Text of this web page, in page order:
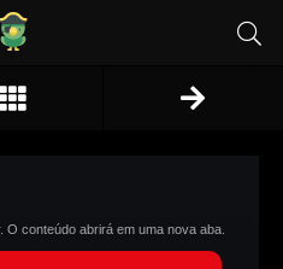
O conteúdo abrirá em uma nova aba.